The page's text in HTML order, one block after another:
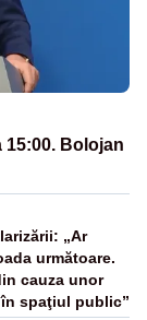
15:00. Bolojan
„Ar
următoare.
cauza unor
spaţiul public”